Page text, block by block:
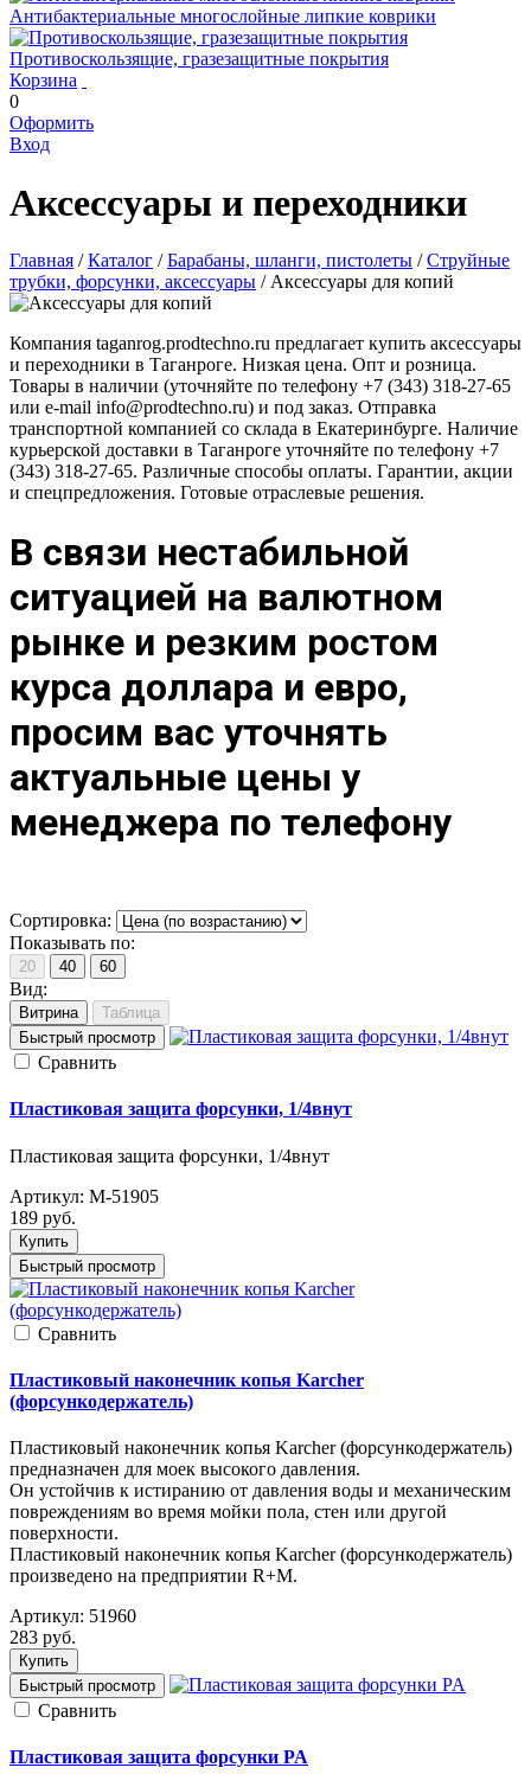
Антибактериальные многослойные липкие коврики
Противоскользящие, гразезащитные покрытия
Корзина
0
Оформить
Вход
Аксессуары и переходники
Главная / Каталог / Барабаны, шланги, пистолеты / Струйные
трубки, форсунки, аксессуары / Аксессуары для копий
Компания taganrog.prodtechno.ru предлагает купить аксессуары
и переходники в Таганроге. Низкая цена. Опт и розница.
Товары в наличии (уточняйте по телефону +7 (343) 318-27-65
или e-mail info@prodtechno.ru) и под заказ. Отправка
транспортной компанией со склада в Екатеринбурге. Наличие
курьерской доставки в Таганроге уточняйте по телефону +7
(343) 318-27-65. Различные способы оплаты. Гарантии, акции
и спецпредложения. Готовые отраслевые решения.
В связи нестабильной
ситуацией на валютном
рынке и резким ростом
курса доллара и евро,
просим вас уточнять
актуальные цены у
менеджера по телефону
Сортировка:
Показывать по:
20 40 60
Вид:
Витрина
Таблица
Быстрый просмотр
Cравнить
Пластиковая защита форсунки, 1/4внут
Пластиковая защита форсунки, 1/4внут
Артикул: M-51905
189 руб.
Купить
Быстрый просмотр
Cравнить
Пластиковый наконечник копья Karcher
(форсункодержатель)
Пластиковый наконечник копья Karcher (форсункодержатель)
предназначен для моек высокого давления.
Он устойчив к истиранию от давления воды и механическим
повреждениям во время мойки пола, стен или другой
поверхности.
Пластиковый наконечник копья Karcher (форсункодержатель)
произведено на предприятии R+M.
Артикул: 51960
283 руб.
Купить
Быстрый просмотр
Cравнить
Пластиковая защита форсунки PA